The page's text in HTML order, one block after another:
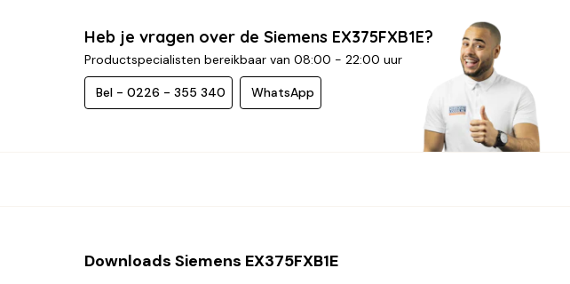
Heb je vragen over de Siemens EX375FXB1E?
Productspecialisten bereikbaar van 08:00 - 22:00 uur
Bel - 0226 - 355 340 WhatsApp
Downloads Siemens EX375FXB1E